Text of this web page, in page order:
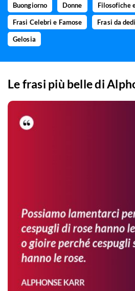
Buongiorno Donne Filosofiche
Frasi Celebri e Famose Frasi da
Gelosia
Le frasi più belle di